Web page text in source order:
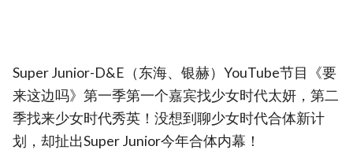
Super Junior-D&E（东海、银赫）YouTube节目《要
来这边吗》第一季第一个嘉宾找少女时代太妍，第二
季找来少女时代秀英！没想到聊少女时代合体新计
划，却扯出Super Junior今年合体内幕！